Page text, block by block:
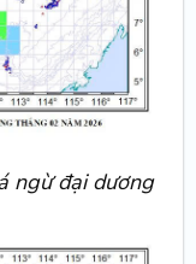
ngừ đại dương